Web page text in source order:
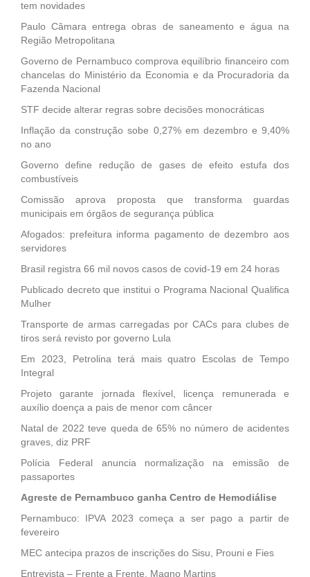
tem novidades
Paulo Câmara entrega obras de saneamento e água na
Região Metropolitana
Governo de Pernambuco comprova equilíbrio financeiro com
chancelas do Ministério da Economia e da Procuradoria da
Fazenda Nacional
STF decide alterar regras sobre decisões monocráticas
Inflação da construção sobe 0,27% em dezembro e 9,40%
no ano
Governo define redução de gases de efeito estufa dos
combustíveis
Comissão aprova proposta que transforma guardas
municipais em órgãos de segurança pública
Afogados: prefeitura informa pagamento de dezembro aos
servidores
Brasil registra 66 mil novos casos de covid-19 em 24 horas
Publicado decreto que institui o Programa Nacional Qualifica
Mulher
Transporte de armas carregadas por CACs para clubes de
tiros será revisto por governo Lula
Em 2023, Petrolina terá mais quatro Escolas de Tempo
Integral
Projeto garante jornada flexível, licença remunerada e
auxílio doença a pais de menor com câncer
Natal de 2022 teve queda de 65% no número de acidentes
graves, diz PRF
Polícia Federal anuncia normalização na emissão de
passaportes
Agreste de Pernambuco ganha Centro de Hemodiálise
Pernambuco: IPVA 2023 começa a ser pago a partir de
fevereiro
MEC antecipa prazos de inscrições do Sisu, Prouni e Fies
Entrevista – Frente a Frente, Magno Martins